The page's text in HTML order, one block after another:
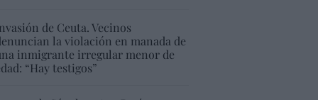
de Ceuta. Vecinos
la violación en manada de
inmigrante irregular menor de
“Hay testigos”